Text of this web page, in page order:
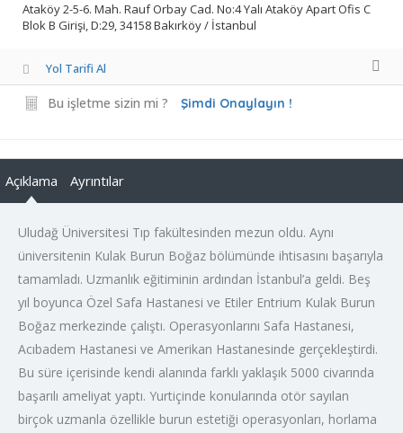
Ataköy 2-5-6. Mah. Rauf Orbay Cad. No:4 Yalı Ataköy Apart Ofis C
Blok B Girişi, D:29, 34158 Bakırköy / İstanbul
Yol Tarifi Al
Bu işletme sizin mi ? Şimdi Onaylayın !
Açıklama Ayrıntılar
Uludağ Üniversitesi Tıp fakültesinden mezun oldu. Aynı
üniversitenin Kulak Burun Boğaz bölümünde ihtisasını başarıyla
tamamladı. Uzmanlık eğitiminin ardından İstanbul’a geldi. Beş
yıl boyunca Özel Safa Hastanesi ve Etiler Entrium Kulak Burun
Boğaz merkezinde çalıştı. Operasyonlarını Safa Hastanesi,
Acıbadem Hastanesi ve Amerikan Hastanesinde gerçekleştirdi.
Bu süre içerisinde kendi alanında farklı yaklaşık 5000 civarında
başarılı ameliyat yaptı. Yurtiçinde konularında otör sayılan
birçok uzmanla özellikle burun estetiği operasyonları, horlama